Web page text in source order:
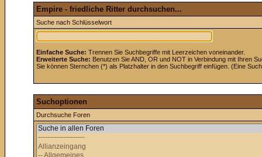
Empire - friedliche Ritter durchsuchen...
Suche nach Schlüsselwort
Einfache Suche: Trennen Sie Suchbegriffe mit Leerzeichen voneinander.
Erweiterte Suche: Benutzen Sie AND, OR und NOT in Verbindung mit Ihren
Sie können Sternchen (*) als Platzhalter in den Suchbegriff einfügen. (Eine
Suchoptionen
Durchsuche Foren